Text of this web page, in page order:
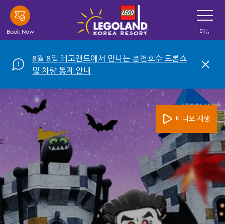
Skip
main
content
Book Now
Toggle
메뉴
8월 8일 레고랜드에서 만나는 춘천호수 드론쇼
및 차량 통제 안내
C
o
e
비디오 재생